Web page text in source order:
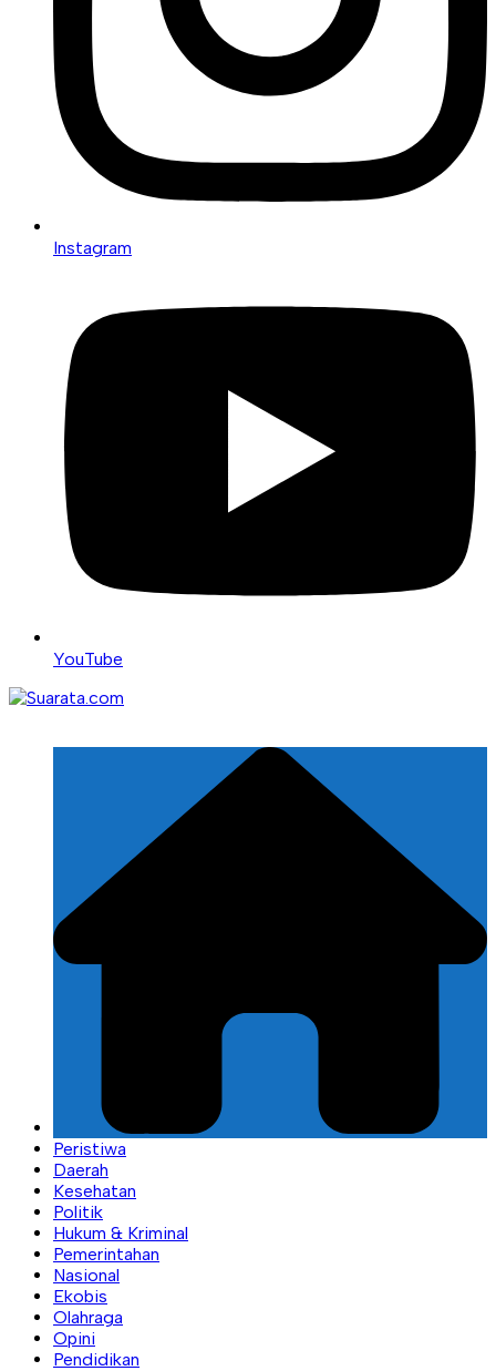
Instagram
YouTube
Peristiwa
Daerah
Kesehatan
Politik
Hukum & Kriminal
Pemerintahan
Nasional
Ekobis
Olahraga
Opini
Pendidikan